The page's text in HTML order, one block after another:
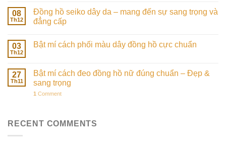
08
Th12
Đồng hồ seiko dây da – mang đến sự sang trọng và
đẳng cấp
03
Th12
Bật mí cách phối màu dây đồng hồ cực chuẩn
27
Th11
Bật mí cách đeo đồng hồ nữ đúng chuẩn – Đẹp &
sang trọng
1 Comment
RECENT COMMENTS